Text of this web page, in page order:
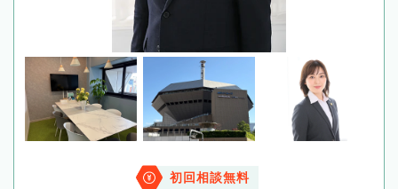
初回相談無料